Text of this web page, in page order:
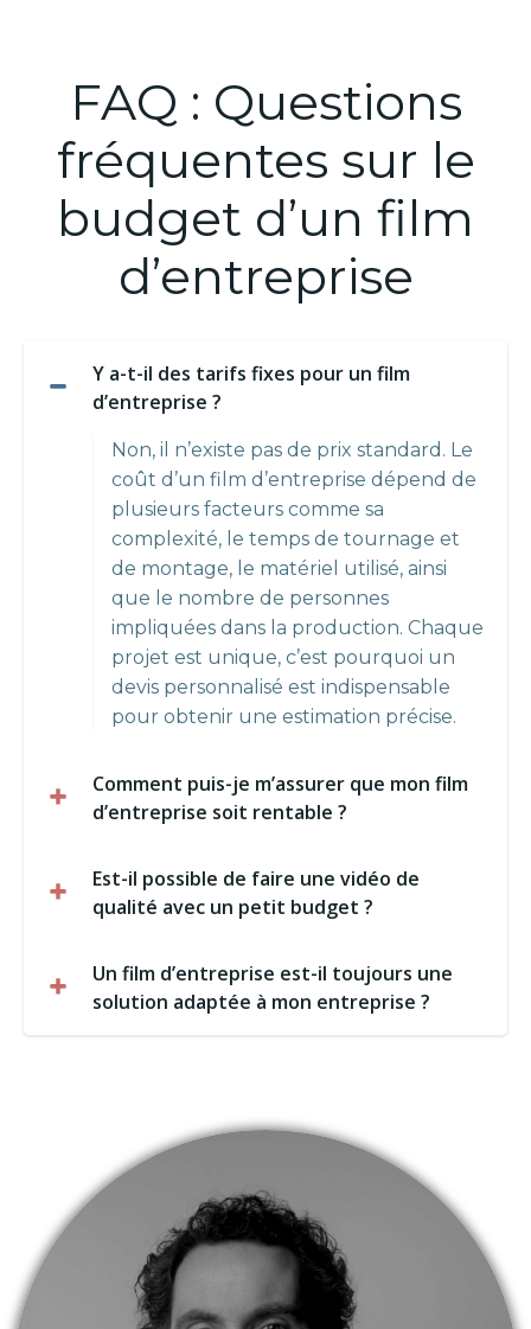
FAQ : Questions
fréquentes sur le
budget d’un film
d’entreprise
Y a-t-il des tarifs fixes pour un film
d’entreprise ?
Non, il n’existe pas de prix standard. Le
coût d’un film d’entreprise dépend de
plusieurs facteurs comme sa
complexité, le temps de tournage et
de montage, le matériel utilisé, ainsi
que le nombre de personnes
impliquées dans la production. Chaque
projet est unique, c’est pourquoi un
devis personnalisé est indispensable
pour obtenir une estimation précise.
Comment puis-je m’assurer que mon film
d’entreprise soit rentable ?
Est-il possible de faire une vidéo de
qualité avec un petit budget ?
Un film d’entreprise est-il toujours une
solution adaptée à mon entreprise ?